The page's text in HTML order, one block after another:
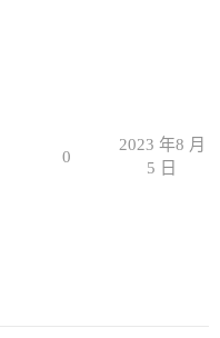
0
2023 年8 月
5 日